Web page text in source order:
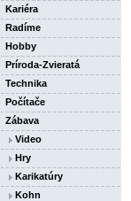
Kariéra
Radíme
Hobby
Príroda-Zvieratá
Technika
Počítače
Zábava
Video
Hry
Karikatúry
Kohn